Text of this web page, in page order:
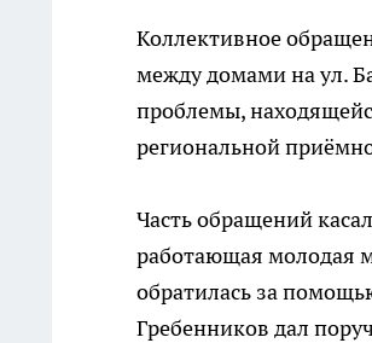
Коллективное
между домами на ул.
проблемы,
региональной
Часть обращений
работающая молодая
обратилась за
Гребенников дал